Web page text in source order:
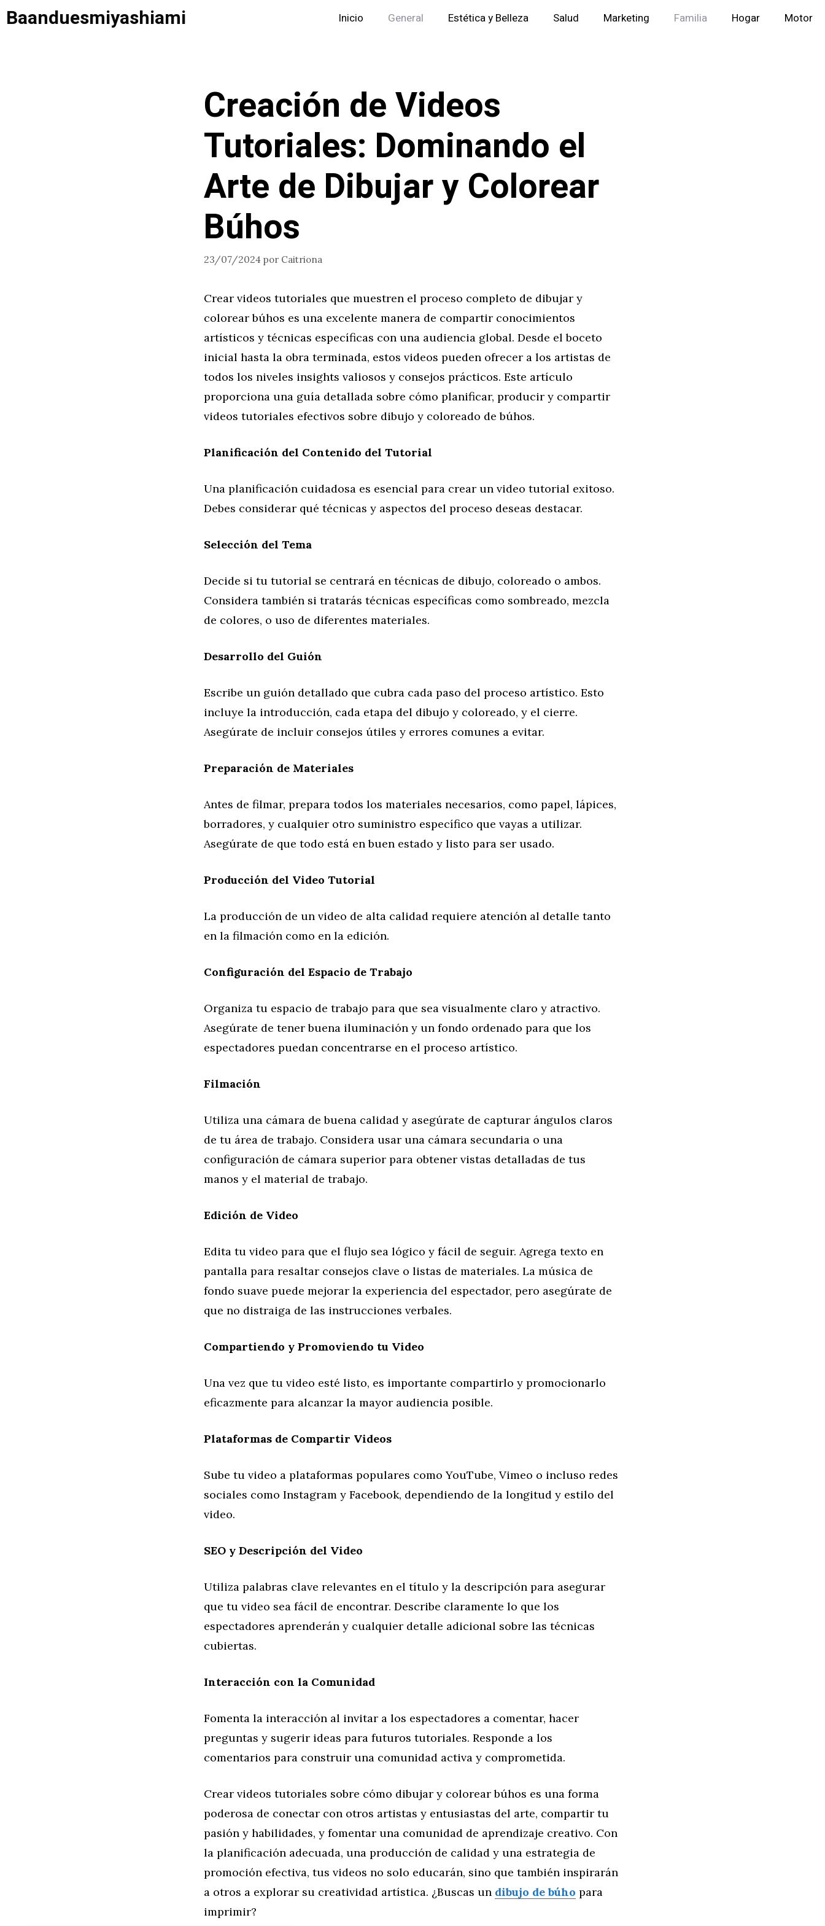
Saltar
alBaanduesmiyashiami Inicio General Estética y Belleza Salud Marketing Familia Hogar Motor
Creación de Videos
Tutoriales: Dominando el
Arte de Dibujar y Colorear
Búhos
23/07/2024 por Caitriona
Crear videos tutoriales que muestren el proceso completo de dibujar y
colorear búhos es una excelente manera de compartir conocimientos
artísticos y técnicas específicas con una audiencia global. Desde el boceto
inicial hasta la obra terminada, estos videos pueden ofrecer a los artistas de
todos los niveles insights valiosos y consejos prácticos. Este artículo
proporciona una guía detallada sobre cómo planificar, producir y compartir
videos tutoriales efectivos sobre dibujo y coloreado de búhos.
Planificación del Contenido del Tutorial
Una planificación cuidadosa es esencial para crear un video tutorial exitoso.
Debes considerar qué técnicas y aspectos del proceso deseas destacar.
Selección del Tema
Decide si tu tutorial se centrará en técnicas de dibujo, coloreado o ambos.
Considera también si tratarás técnicas específicas como sombreado, mezcla
de colores, o uso de diferentes materiales.
Desarrollo del Guión
Escribe un guión detallado que cubra cada paso del proceso artístico. Esto
incluye la introducción, cada etapa del dibujo y coloreado, y el cierre.
Asegúrate de incluir consejos útiles y errores comunes a evitar.
Preparación de Materiales
Antes de filmar, prepara todos los materiales necesarios, como papel, lápices,
borradores, y cualquier otro suministro específico que vayas a utilizar.
Asegúrate de que todo está en buen estado y listo para ser usado.
Producción del Video Tutorial
La producción de un video de alta calidad requiere atención al detalle tanto
en la filmación como en la edición.
Configuración del Espacio de Trabajo
Organiza tu espacio de trabajo para que sea visualmente claro y atractivo.
Asegúrate de tener buena iluminación y un fondo ordenado para que los
espectadores puedan concentrarse en el proceso artístico.
Filmación
Utiliza una cámara de buena calidad y asegúrate de capturar ángulos claros
de tu área de trabajo. Considera usar una cámara secundaria o una
configuración de cámara superior para obtener vistas detalladas de tus
manos y el material de trabajo.
Edición de Video
Edita tu video para que el flujo sea lógico y fácil de seguir. Agrega texto en
pantalla para resaltar consejos clave o listas de materiales. La música de
fondo suave puede mejorar la experiencia del espectador, pero asegúrate de
que no distraiga de las instrucciones verbales.
Compartiendo y Promoviendo tu Video
Una vez que tu video esté listo, es importante compartirlo y promocionarlo
eficazmente para alcanzar la mayor audiencia posible.
Plataformas de Compartir Videos
Sube tu video a plataformas populares como YouTube, Vimeo o incluso redes
sociales como Instagram y Facebook, dependiendo de la longitud y estilo del
video.
SEO y Descripción del Video
Utiliza palabras clave relevantes en el título y la descripción para asegurar
que tu video sea fácil de encontrar. Describe claramente lo que los
espectadores aprenderán y cualquier detalle adicional sobre las técnicas
cubiertas.
Interacción con la Comunidad
Fomenta la interacción al invitar a los espectadores a comentar, hacer
preguntas y sugerir ideas para futuros tutoriales. Responde a los
comentarios para construir una comunidad activa y comprometida.
Crear videos tutoriales sobre cómo dibujar y colorear búhos es una forma
poderosa de conectar con otros artistas y entusiastas del arte, compartir tu
pasión y habilidades, y fomentar una comunidad de aprendizaje creativo. Con
la planificación adecuada, una producción de calidad y una estrategia de
promoción efectiva, tus videos no solo educarán, sino que también inspirarán
a otros a explorar su creatividad artística. ¿Buscas un dibujo de búho para
imprimir?